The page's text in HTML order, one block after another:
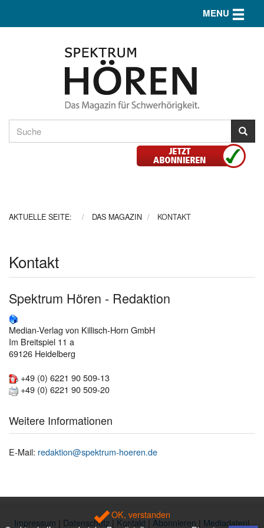
MENU Toggle
AKTUELLE SEITE: DAS MAGAZIN KONTAKT
Kontakt
Spektrum Hören - Redaktion
Median-Verlag von Killisch-Horn GmbH
Im Breitspiel 11 a
69126 Heidelberg
+49 (0) 6221 90 509-13
+49 (0) 6221 90 509-20
Weitere Informationen
E-Mail: redaktion@spektrum-hoeren.de
Impressum | Datenschutz |Kontakt|Abonnieren | Mediadaten|
OK, verstanden